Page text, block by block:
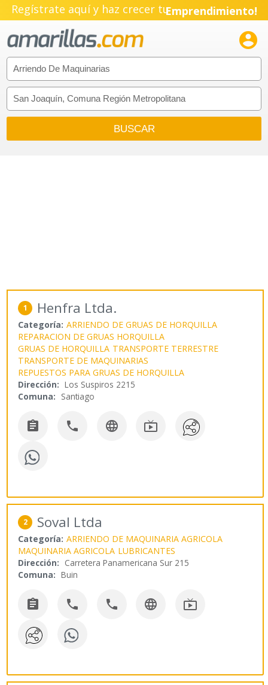
Regístrate aquí y haz crecer tu
Emprendimiento!

1 Henfra Ltda.
Categoría: ARRIENDO DE GRUAS DE HORQUILLA
REPARACION DE GRUAS HORQUILLA
GRUAS DE HORQUILLA TRANSPORTE TERRESTRE
TRANSPORTE DE MAQUINARIAS
REPUESTOS PARA GRUAS DE HORQUILLA
Dirección: Los Suspiros 2215
Comuna: Santiago
   
2 Soval Ltda
Categoría: ARRIENDO DE MAQUINARIA AGRICOLA
MAQUINARIA AGRICOLA LUBRICANTES
Dirección: Carretera Panamericana Sur 215
Comuna: Buin
    